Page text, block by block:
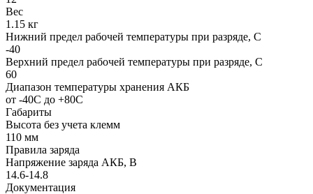
Вес
1.15 кг
Нижний предел рабочей температуры при разряде, С
-40
Верхний предел рабочей температуры при разряде, С
60
Диапазон температуры хранения АКБ
от -40C до +80С
Габариты
Высота без учета клемм
110 мм
Правила заряда
Напряжение заряда АКБ, В
14.6-14.8
Документация